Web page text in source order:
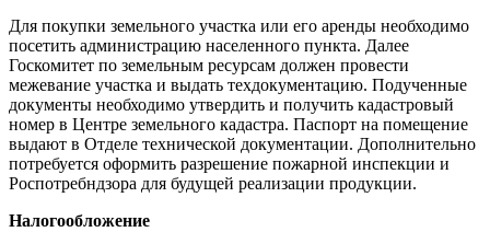
Для покупки земельного участка или его аренды необходимо
посетить администрацию населенного пункта. Далее
Госкомитет по земельным ресурсам должен провести
межевание участка и выдать техдокументацию. Подученные
документы необходимо утвердить и получить кадастровый
номер в Центре земельного кадастра. Паспорт на помещение
выдают в Отделе технической документации. Дополнительно
потребуется оформить разрешение пожарной инспекции и
Роспотребндзора для будущей реализации продукции.
Налогообложение